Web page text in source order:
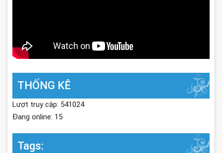
THỐNG KÊ
Lượt truy cập: 541024
Đang online: 15
Tags: